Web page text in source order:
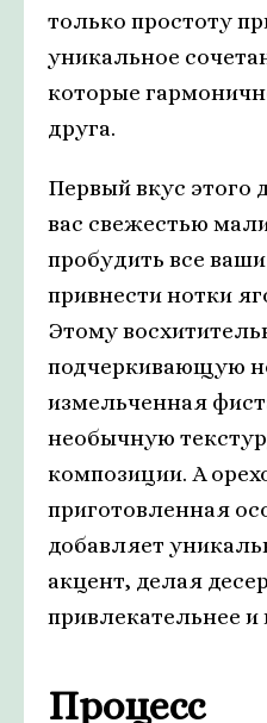
только простоту
уникальное
которые
друга.
Первый вкус этого
вас свежестью
пробудить все
привнести нотки
Этому
подчеркивающую
измельченная
необычную
композиции. А
приготовленная
добавляет
акцент, делая
привлекательнее и
Процесс